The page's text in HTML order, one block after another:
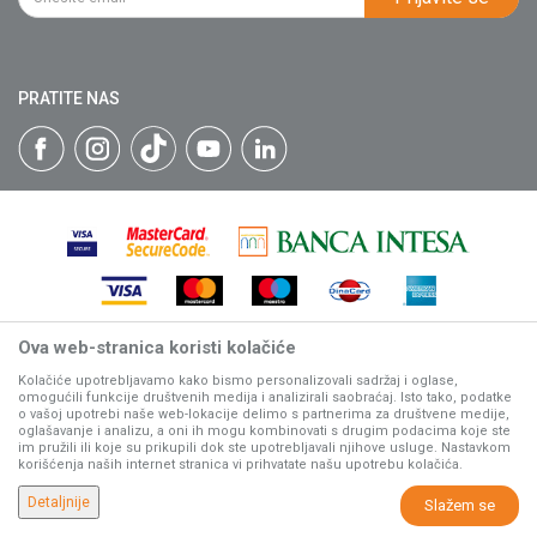
Matični broj: 07593252
Katalozi
Isporuka
Plaćanje karticama
Web kredit Raiffeisen banke
Pravo na odustajanje
Povraćaj sredstava
Zamena artikala
PRATITE NAS
Nastojimo da budemo što precizniji u opisu proizvoda, prikazu
slika i samih cena, ali ne možemo garantovati da su sve
informacije kompletne i bez grešaka.
Svi artikli prikazani na sajtu su deo naše ponude, ali ne
podrazumeva da su dostupni u svakom trenutku.
©2026www.villagerstore.com . Sva prava zadržana.
Ova web-stranica koristi kolačiće
Kolačiće upotrebljavamo kako bismo personalizovali sadržaj i oglase,
omogućili funkcije društvenih medija i analizirali saobraćaj. Isto tako, podatke
o vašoj upotrebi naše web-lokacije delimo s partnerima za društvene medije,
oglašavanje i analizu, a oni ih mogu kombinovati s drugim podacima koje ste
im pružili ili koje su prikupili dok ste upotrebljavali njihove usluge. Nastavkom
korišćenja naših internet stranica vi prihvatate našu upotrebu kolačića.
Detaljnije Slažem se